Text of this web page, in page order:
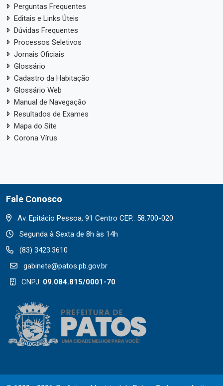
Perguntas Frequentes
Editais e Links Úteis
Dúvidas Frequentes
Processos Seletivos
Jornais Oficiais
Glossário
Cadastro da Habitação
Glossário Web
Manual de Navegação
Resultados de Exames
Mapa do Site
Corona Vírus
Fale Conosco
Av. Epitácio Pessoa, 91 Centro CEP.: 58.700-020
Segunda à Sexta de 8h às 14h
(83) 3423.3610
gabinete@patos.pb.gov.br
CNPJ: 09.084.815/0001-70